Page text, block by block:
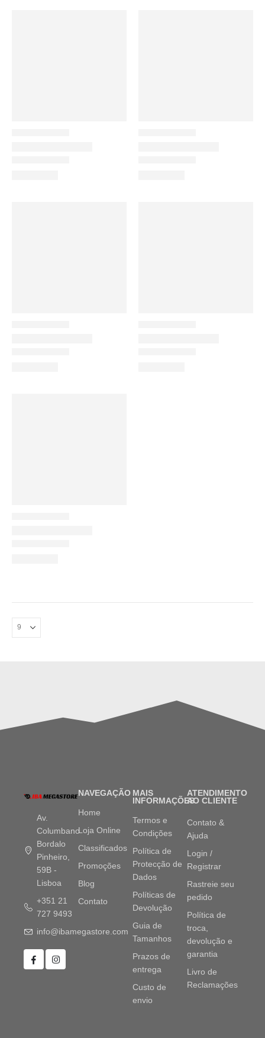
Av.
Columbano
Bordalo
Pinheiro,
59B -
Lisboa
+351 21
727 9493
info@ibamegastore.com
NAVEGAÇÃO
Home
Loja Online
Classificados
Promoções
Blog
Contato
MAIS
INFORMAÇÕES
Termos e
Condições
Política de
Protecção de
Dados
Políticas de
Devolução
Guia de
Tamanhos
Prazos de
entrega
Custo de
envio
ATENDIMENTO
AO CLIENTE
Contato &
Ajuda
Login /
Registrar
Rastreie seu
pedido
Política de
troca,
devolução e
garantia
Livro de
Reclamações